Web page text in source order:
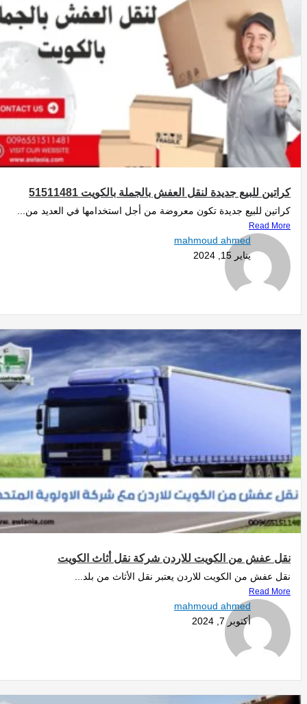
كراتين للبيع جديدة لنقل العفش بالجملة بالكويت 51511481
كراتين للبيع جديدة تكون معروضة من أجل استخدامها في العديد من...
Read More
mahmoud ahmed
يناير 15, 2024
نقل عفش من الكويت للاردن شركة نقل أثاث الكويت
نقل عفش من الكويت للاردن يعتبر نقل الأثاث من بلد...
Read More
mahmoud ahmed
أكتوبر 7, 2024